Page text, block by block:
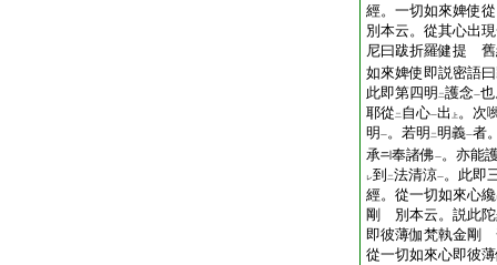
經。一切如來婢使
別本云。從其心出
尼曰跋折羅健提 舊
如來婢使即説密語
此即第四明 二護念一
耶從 二 自心一出 上 。次
明 一。若明 二明義一者
承
奉諸佛一。亦能
レ到 二法清涼一。此即
經。從一切如來心
剛 別本云。説此陀
即彼薄伽梵執金剛
從一切如來心即彼